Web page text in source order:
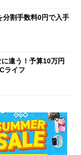
割手数料0円で入手
に違う！予算10万円
ライフ